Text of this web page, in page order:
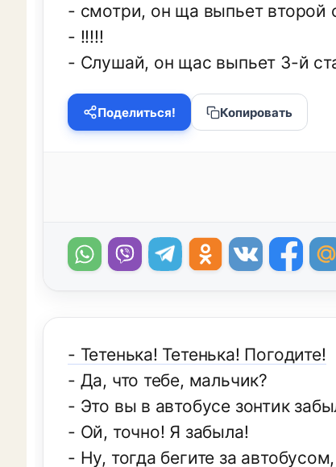
- смотри, он ща выпьет второй
- !!!!!
- Слушай, он щас выпьет 3-й
Поделиться! Копировать
- Тетенька! Тетенька! Погодите!
- Да, что тебе, мальчик?
- Это вы в автобусе зонтик
- Ой, точно! Я забыла!
- Ну, тогда бегите за